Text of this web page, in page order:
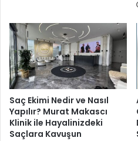
a
n
b
ü
y
ü
k
m
e
m
Saç Ekimi Nedir ve Nasıl
Yapılır? Murat Makascı
Klinik ile Hayalinizdeki
Saçlara Kavuşun